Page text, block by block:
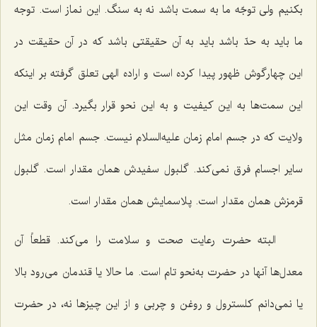
بکنیم ولی توجّه ما به سمت باشد نه به سنگ. این نماز است. توجه
ما باید به حدّ باشد باید به آن حقیقتی باشد که در آن حقیقت در
این چهارگوش ظهور پیدا کرده است و اراده الهی تعلق گرفته بر اینکه
این سمت‌ها به این کیفیت و به این نحو قرار بگیرد. آن وقت این
ولایت که در جسم امام زمان علیه‌السلام نیست. جسم امام زمان مثل
سایر اجسام فرق نمی‌کند. گلبول سفیدش همان مقدار است. گلبول
قرمزش همان مقدار است. پلاسمایش همان مقدار است.
البته حضرت رعایت صحت و سلامت را می‌کند. قطعاً آن
معدل‌ها آنها در حضرت به‌نحو تام است. ما حالا یا قندمان می‌رود بالا
یا نمی‌دانم کلسترول و روغن و چربی و از این چیزها نه، در حضرت